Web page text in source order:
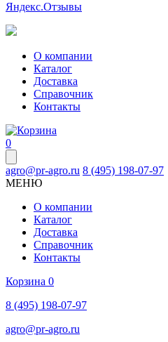
Яндекс.Отзывы
О компании
Каталог
Доставка
Справочник
Контакты
0
agro@pr-agro.ru 8 (495) 198-07-97
МЕНЮ
О компании
Каталог
Доставка
Справочник
Контакты
Корзина 0
8 (495) 198-07-97
agro@pr-agro.ru